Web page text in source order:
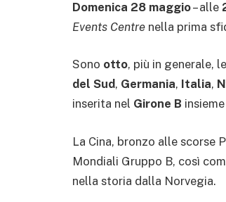
Domenica 28 maggio– alle
Events Centre nella prima
Sono otto, più in generale, le
del Sud, Germania, Italia,
inserita nel Girone B
La Cina, bronzo alle scorse
Mondiali Gruppo B, così
nella storia dalla Norvegia.